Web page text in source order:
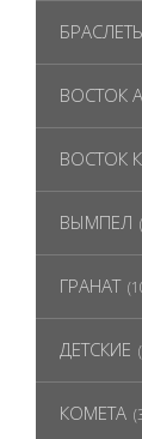
ВОСТОК
ВОСТОК
ВЫМПЕЛ
ГРАНАТ
ДЕТСКИЕ
КОМЕТА